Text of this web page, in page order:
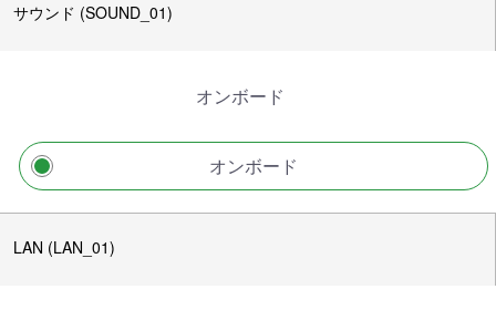
サウンド (SOUND_01)
オンボード
オンボード
LAN (LAN_01)